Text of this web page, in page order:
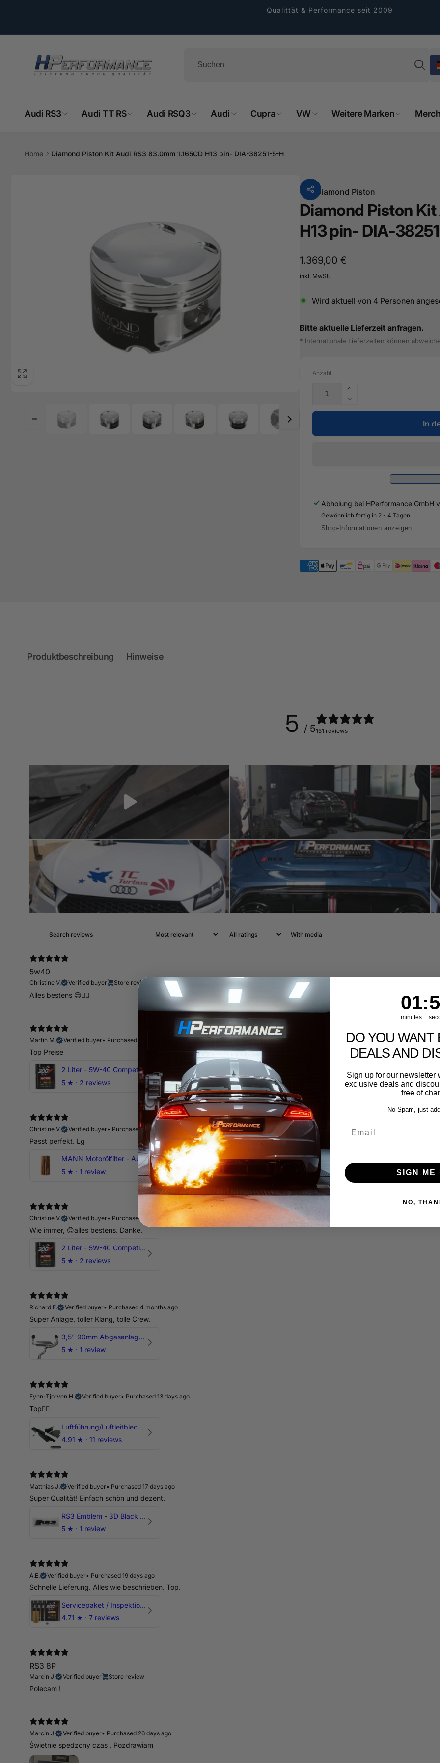
Qualittät & Performance seit 2009
Audi RS3 Audi TT RS Audi RSQ3 Audi Cupra VW Weitere Marken
Home Diamond Piston Kit Audi RS3 83.0mm 1.165CD H13 pin- DIA-38251-5-H
VonDiamond Piston
Diamond Piston Kit
H13 pin- DIA-
Normaler
Preis
1.369,00 €
inkl. MwSt.
Wird aktuell von 4Personen
Bitte aktuelle Lieferzeit anfragen.
* Internationale Lieferzeiten können
Anzahl
Erhöhe
die
Menge
Diamond
H13
pin-
DIA-
Verringere
die
für
1.165CD
H13
pin-
H
In
Abholung bei HPerformance GmbH
Gewöhnlich fertig in 2 - 4 Tagen
Shop-Informationen anzeigen
Produktbeschreibung Hinweise
5 / 5151 reviews
With media
5w40
Christine V. Verified buyer Store review
Alles bestens 😊👍🏻
Martin M.
Verified buyer• Purchased 12 days ago
Top Preise
2 Liter - 5W-40 Competition 300V Motul Motoröl
5 ★ · 2 reviews
Christine V.
Verified buyer• Purchased 15 days ago
Passt perfekt. Lg
MANN Motorölfilter - Audi RS3 TTRS RSQ3 VZ5 - DAZ DNW
5 ★ · 1 review
Christine V.
Verified buyer• Purchased 15 days ago
Wie immer, 😊alles bestens. Danke.
2 Liter - 5W-40 Competition 300V Motul Motoröl
5 ★ · 2 reviews
Richard F.
Verified buyer• Purchased 4 months ago
Super Anlage, toller Klang, tolle Crew.
3,5" 90mm Abgasanlage AUDI RSQ3 DNWA 2.5 TFSI
5 ★ · 1 review
Fynn-Tjorven H.
Verified buyer• Purchased 13 days ago
Top👍🏼
Luftführung/Luftleitblech 5" 125mm offene Ansaugung HPerformance
4.91 ★ · 11 reviews
Matthias J.
Verified buyer• Purchased 17 days ago
Super Qualität! Einfach schön und dezent.
RS3 Emblem - 3D Black Edition - Schwarz/Schwarz Logo Modellschriftzug
5 ★ · 1 review
A.E.
Verified buyer• Purchased 19 days ago
Schnelle Lieferung. Alles wie beschrieben. Top.
Servicepaket / Inspektionspaket 1 mit Motul 300V 5W40 - 5W50 für alle 2.5 TFSI Modelle
4.71 ★ · 7 reviews
RS3 8P
Marcin J. Verified buyer Store review
Polecam !
Marcin J.
Verified buyer• Purchased 26 days ago
Świetnie spedzony czas , Pozdrawiam
HPerformance GmbH
- 4 tagen
1
01
minutes
: 49
DO YOU WANT
DEALS AND
Sign up for our newsletter
exclusive deals and
free of
No Spam, just
SIGN ME
NO,